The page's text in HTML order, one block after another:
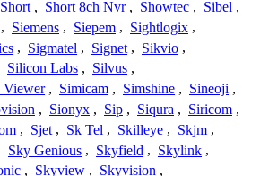
Short , Short 8ch Nvr , Showtec , Sibel ,
, Siemens , Siepem , Sightlogix ,
, Sigmatel , Signet , Sikvio ,
Silicon Labs , Silvus ,
Viewer , Simicam , Simshine , Sineoji ,
, Sionyx , Sip , Siqura , Siricom ,
, Sjet , Sk Tel , Skilleye , Skjm ,
Sky Genious , Skyfield , Skylink ,
, Skyview , Skyvision ,